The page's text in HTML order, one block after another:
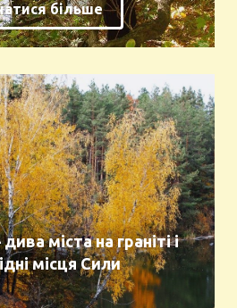
більше
міста на граніті і
місця Сили